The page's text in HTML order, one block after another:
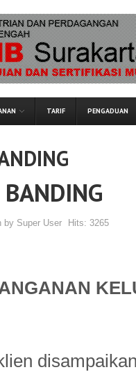
TARIF PENGADUAN
by Super User Hits: 3265